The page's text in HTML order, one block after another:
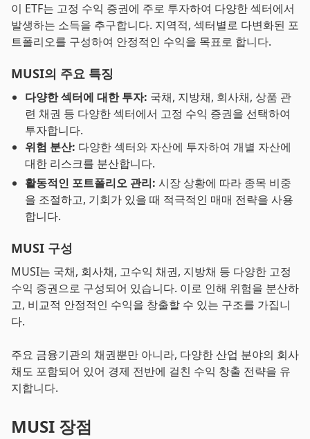
이 ETF는 고정 수익 증권에 주로 투자하여 다양한 섹터에서
발생하는 소득을 추구합니다. 지역적, 섹터별로 다변화된 포
트폴리오를 구성하여 안정적인 수익을 목표로 합니다.
MUSI의 주요 특징
다양한 섹터에 대한 투자: 국채, 지방채, 회사채, 상품 관
련 채권 등 다양한 섹터에서 고정 수익 증권을 선택하여
투자합니다.
위험 분산: 다양한 섹터와 자산에 투자하여 개별 자산에
대한 리스크를 분산합니다.
활동적인 포트폴리오 관리: 시장 상황에 따라 종목 비중
을 조절하고, 기회가 있을 때 적극적인 매매 전략을 사용
합니다.
MUSI 구성
MUSI는 국채, 회사채, 고수익 채권, 지방채 등 다양한 고정
수익 증권으로 구성되어 있습니다. 이로 인해 위험을 분산하
고, 비교적 안정적인 수익을 창출할 수 있는 구조를 가집니
다.
주요 금융기관의 채권뿐만 아니라, 다양한 산업 분야의 회사
채도 포함되어 있어 경제 전반에 걸친 수익 창출 전략을 유
지합니다.
MUSI 장점